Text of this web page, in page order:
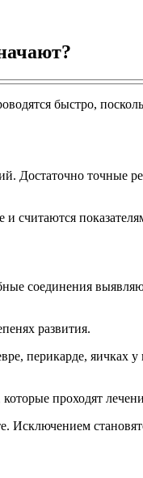
быстро,
Достаточно точные
считаются
соединения
развития.
перикарде,
проходят
Исключением